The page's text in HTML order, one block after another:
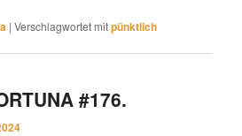
|Verschlagwortet mitpünktlich
#176.